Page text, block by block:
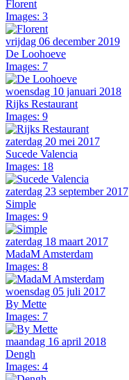
Florent
Images: 3
vrijdag 06 december 2019
De Loohoeve
Images: 7
woensdag 10 januari 2018
Rijks Restaurant
Images: 9
zaterdag 20 mei 2017
Sucede Valencia
Images: 18
zaterdag 23 september 2017
Simple
Images: 9
zaterdag 18 maart 2017
MadaM Amsterdam
Images: 8
woensdag 05 juli 2017
By Mette
Images: 7
maandag 16 april 2018
Dengh
Images: 4